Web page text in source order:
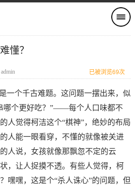
懂？
admin 已被浏览69次
一个千古难题。这问题一摆出来，似
哪个更好吃？”——每个人口味都不
人觉得柯洁这个“棋神”，绝妙的布局
人能一眼看穿，不懂的就像被关进
人说，女孩就像那飘忽不定的云
，让人捉摸不透。有些人觉得，柯
嘿嘿，这是个“杀人诛心”的问题，但